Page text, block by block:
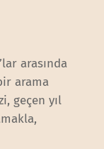
arasında
arama
geçen yıl